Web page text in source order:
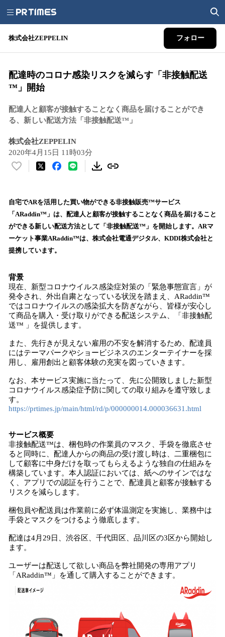
株式会社ZEPPELIN フォロー
配達時のコロナ感染リスクを減らす「非接触配送
™️」開始
配達人と顧客が接触することなく商品を届けることができ
る、新しい配送方法「非接触配送™️」
株式会社ZEPPELIN
2020年4月15日 11時03分
い
！
数
を
読
み
込
中
で
す
自宅でARを活用した買い物ができる非接触販売™️サービス
「ARaddin™️」は、配達人と顧客が接触することなく商品を届けること
ができる新しい配送方法として「非接触配送™️」を開始します。ARマ
ーケット事業ARaddin™️は、株式会社電通デジタル、KDDI株式会社と
提携しています。
背景
現在、新型コロナウイルス感染症対策の「緊急事態宣言」が
発令され、外出自粛となっている状況を踏まえ、ARaddin™️
ではコロナウイルスの感染拡大を防ぎながら、皆様が安心し
て商品を購入・受け取りができる配送システム、「非接触配
送™️ 」を提供します。
また、先行きが見えない雇用の不安を解消するため、配達員
にはテーマパークやショービジネスのエンターテイナーを採
用し、雇用創出と顧客体験の充実を図っていきます。
なお、本サービス実施に当たって、先に公開致しました新型
コロナウイルス感染症予防に関しての取り組みを遵守致しま
す。
https://prtimes.jp/main/html/rd/p/000000014.000036631.html
サービス概要
非接触配送™️は、梱包時の作業員のマスク、手袋を徹底させ
ると同時に、配達人からの商品の受け渡し時は、二重梱包に
して顧客に中身だけを取ってもらえるような独自の仕組みを
構築しています。本人認証においては、紙へのサインではな
く、アプリでの認証を行うことで、配達員と顧客が接触する
リスクを減らします。
梱包員や配送員は作業前に必ず体温測定を実施し、業務中は
手袋とマスクをつけるよう徹底します。
配達は4月29日、渋谷区、千代田区、品川区の3区から開始し
ます。
ユーザーは配送して欲しい商品を弊社開発の専用アプリ
「ARaddin™️」を通して購入することができます。